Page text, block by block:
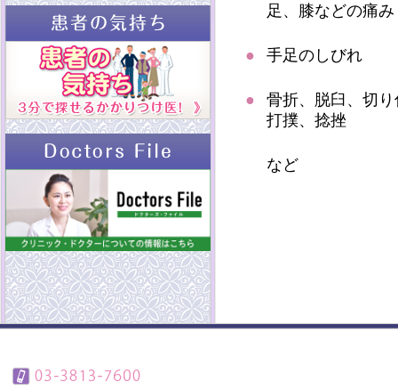
足、膝などの痛み
● 手足のしびれ
●
骨折、脱臼、切
打撲、捻挫
など